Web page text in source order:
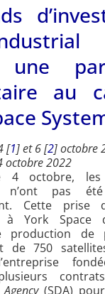
une
au
[1] et 6 [2] octobre
octobre 2022
4 octobre,
n’ont pas été
Cette prise
à York Space
production de
de 750
(SDA)